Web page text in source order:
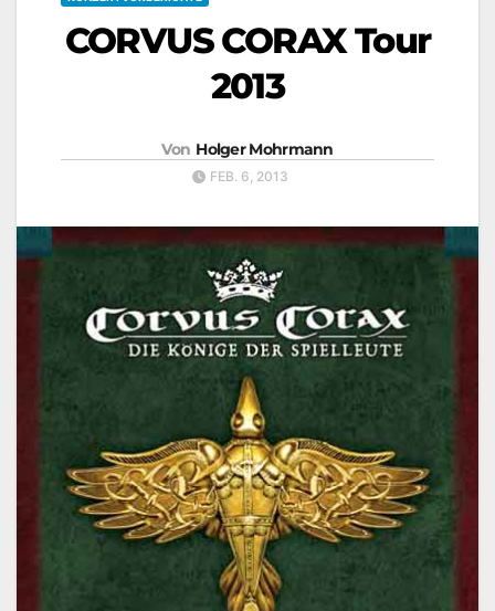
CORVUS CORAX Tour
2013
Von Holger Mohrmann
FEB. 6, 2013